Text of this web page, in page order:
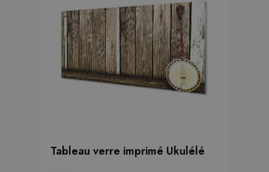
Tableau verre imprimé Ukulélé